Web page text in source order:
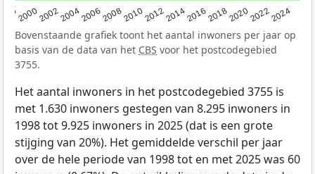
2000200220042006200820102012201420162018202020222024
Bovenstaande grafiek toont het aantal inwoners per jaar op
basis van de data van het CBS voor het postcodegebied
3755.
Het aantal inwoners in het postcodegebied 3755 is
met 1.630 inwoners gestegen van 8.295 inwoners in
1998 tot 9.925 inwoners in 2025 (dat is een grote
stijging van 20%). Het gemiddelde verschil per jaar
over de hele periode van 1998 tot en met 2025 was 60